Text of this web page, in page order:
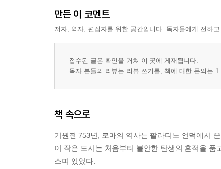
· 제11장 인간과 신 사이의 회복을 향하여
· 특별 부록 - 르네상스를 둘러싼 두 신앙의 목소리
· 제12장 종교개혁과 새로운 서광
에필로그 · 참고문헌
만든 이 코멘트
저자, 역자, 편집자를 위한 공간입니다. 독자들에게 전하
접수된 글은 확인을 거쳐 이 곳에 게재됩니다.
독자 분들의 리뷰는 리뷰 쓰기를, 책에 대한 문의는
책 속으로
기원전 753년, 로마의 역사는 팔라티노 언덕에서
이 작은 도시는 처음부터 불안한 탄생의 흔적을
스며 있었다.